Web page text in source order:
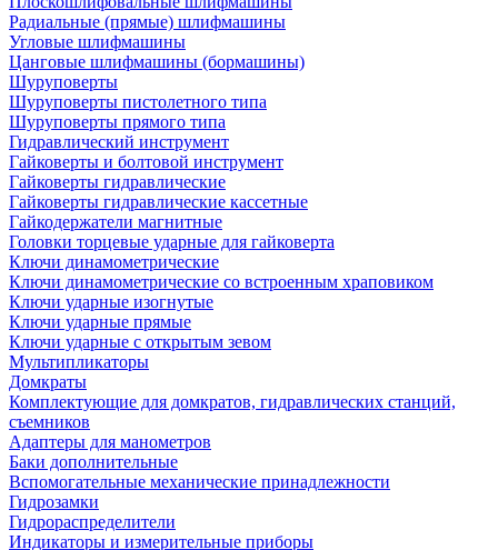
Радиальные (прямые) шлифмашины
Угловые шлифмашины
Цанговые шлифмашины (бормашины)
Шуруповерты
Шуруповерты пистолетного типа
Шуруповерты прямого типа
Гидравлический инструмент
Гайковерты и болтовой инструмент
Гайковерты гидравлические
Гайковерты гидравлические кассетные
Гайкодержатели магнитные
Головки торцевые ударные для гайковерта
Ключи динамометрические
Ключи динамометрические со встроенным храповиком
Ключи ударные изогнутые
Ключи ударные прямые
Ключи ударные с открытым зевом
Мультипликаторы
Домкраты
Комплектующие для домкратов, гидравлических станций,
съемников
Адаптеры для манометров
Баки дополнительные
Вспомогательные механические принадлежности
Гидрозамки
Гидрораспределители
Индикаторы и измерительные приборы